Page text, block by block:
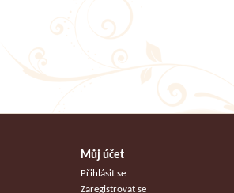
Můj účet
Přihlásit se
Zaregistrovat se